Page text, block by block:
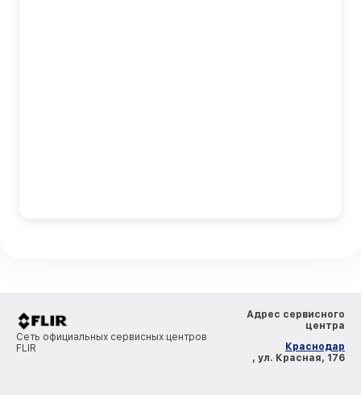
Сеть официальных сервисных центров
FLIR
Адрес сервисного
центра
Краснодар
, ул. Красная, 176